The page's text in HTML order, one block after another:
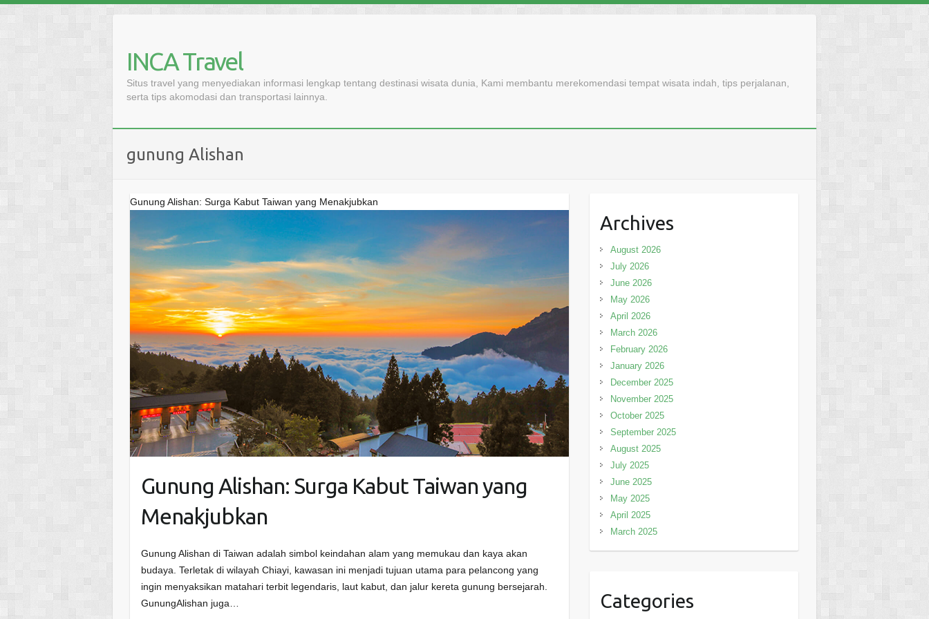
content
INCA Travel
Situs travel yang menyediakan informasi lengkap tentang destinasi wisata dunia, Kami membantu merekomendasi tempat wisata indah, tips perjalanan,
serta tips akomodasi dan transportasi lainnya.
gunung Alishan
Gunung Alishan: Surga Kabut Taiwan yang Menakjubkan
Gunung Alishan: Surga Kabut Taiwan yang
Menakjubkan
Gunung Alishan di Taiwan adalah simbol keindahan alam yang memukau dan kaya akan
budaya. Terletak di wilayah Chiayi, kawasan ini menjadi tujuan utama para pelancong yang
ingin menyaksikan matahari terbit legendaris, laut kabut, dan jalur kereta gunung bersejarah.
GunungAlishan juga…
Archives
August 2026
July 2026
June 2026
May 2026
April 2026
March 2026
February 2026
January 2026
December 2025
November 2025
October 2025
September 2025
August 2025
July 2025
June 2025
May 2025
April 2025
March 2025
Categories